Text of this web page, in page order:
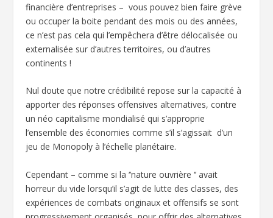
financière d’entreprises – vous pouvez bien faire grève
ou occuper la boite pendant des mois ou des années,
ce n’est pas cela qui l’empêchera d’être délocalisée ou
externalisée sur d’autres territoires, ou d’autres
continents !
Nul doute que notre crédibilité repose sur la capacité à
apporter des réponses offensives alternatives, contre
un néo capitalisme mondialisé qui s’approprie
l’ensemble des économies comme s’il s’agissait d’un
jeu de Monopoly à l’échelle planétaire.
Cependant – comme si la ‘’nature ouvrière ‘’ avait
horreur du vide lorsqu’il s’agit de lutte des classes, des
expériences de combats originaux et offensifs se sont